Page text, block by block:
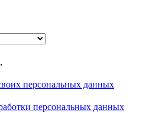
персональных данных
персональных данных